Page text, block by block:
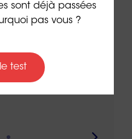
sont déjà passées
pas vous ?
test